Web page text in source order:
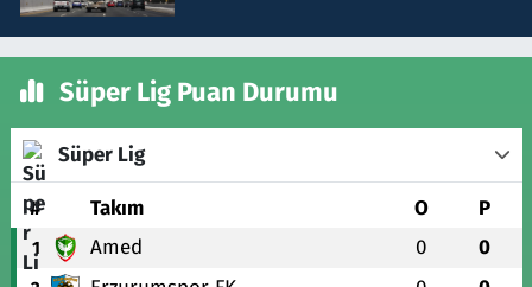
Süper Lig Puan Durumu
Süper Lig
# Takım O P
1 Amed 0 0